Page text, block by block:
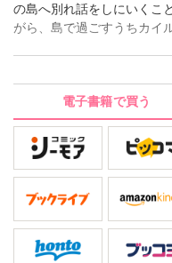
の島へ別れ話をしにいくこ
がら、島で過ごすうちカイ
へ来た理由を知った彼に強
ルがよりを戻したいと島
電子書籍で買う